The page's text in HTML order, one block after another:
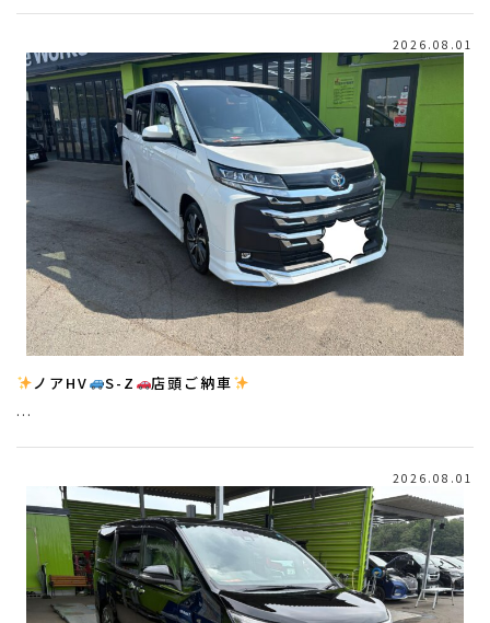
2026.08.01
ノアHV S-Z
店頭ご納車
…
2026.08.01